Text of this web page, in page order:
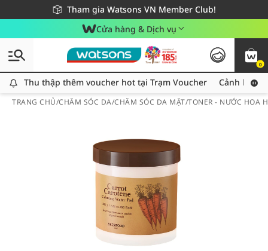
Tham gia Watsons VN Member Club!
Miễn phí giao hàng cho đơn hàng từ 249,000Đ
Giao hàng nhanh 24h - Áp dụng khu vực TP. Hồ Chí Minh
Cửa hàng & Dịch vụ
0
Thu thập thêm voucher hot tại Trạm Voucher
Thu thập thêm voucher hot tại Trạm Voucher Cảnh báo
TRANG CHỦ/CHĂM SÓC DA/CHĂM SÓC DA MẶT/TONER - NƯỚC HOA